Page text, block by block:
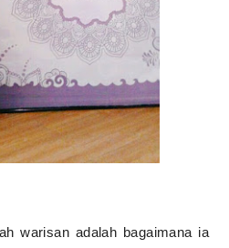
warisan adalah bagaimana ia